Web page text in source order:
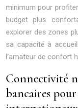
minimum pour
budget plus
explorer des zones
sa capacité à
l’amateur de confort
Connectivité
bancaires